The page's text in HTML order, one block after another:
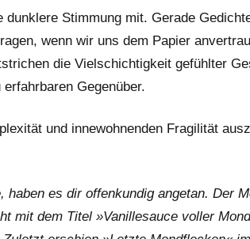
Stimmung mit. Gerade
wenn wir uns dem Papier
die Vielschichtigkeit gefühlter
Gegenüber.
und innewohnenden Fragilität
es dir offenkundig angetan. Der
mit dem Titel »Vanillesauce voller